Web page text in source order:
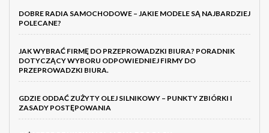
DOBRE RADIA SAMOCHODOWE – JAKIE MODELE SĄ NAJBARDZIEJ
POLECANE?
JAK WYBRAĆ FIRMĘ DO PRZEPROWADZKI BIURA? PORADNIK
DOTYCZĄCY WYBORU ODPOWIEDNIEJ FIRMY DO
PRZEPROWADZKI BIURA.
GDZIE ODDAĆ ZUŻYTY OLEJ SILNIKOWY – PUNKTY ZBIÓRKI I
ZASADY POSTĘPOWANIA